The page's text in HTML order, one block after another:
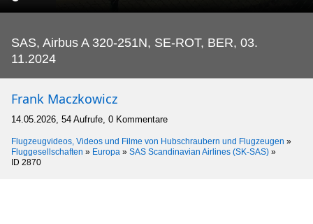
SAS, Airbus A 320-251N, SE-ROT, BER, 03.
11.2024
Frank Maczkowicz
14.05.2026, 54 Aufrufe, 0 Kommentare
Flugzeugvideos, Videos und Filme von Hubschraubern und Flugzeugen »
Fluggesellschaften » Europa » SAS Scandinavian Airlines (SK-SAS) »
ID 2870